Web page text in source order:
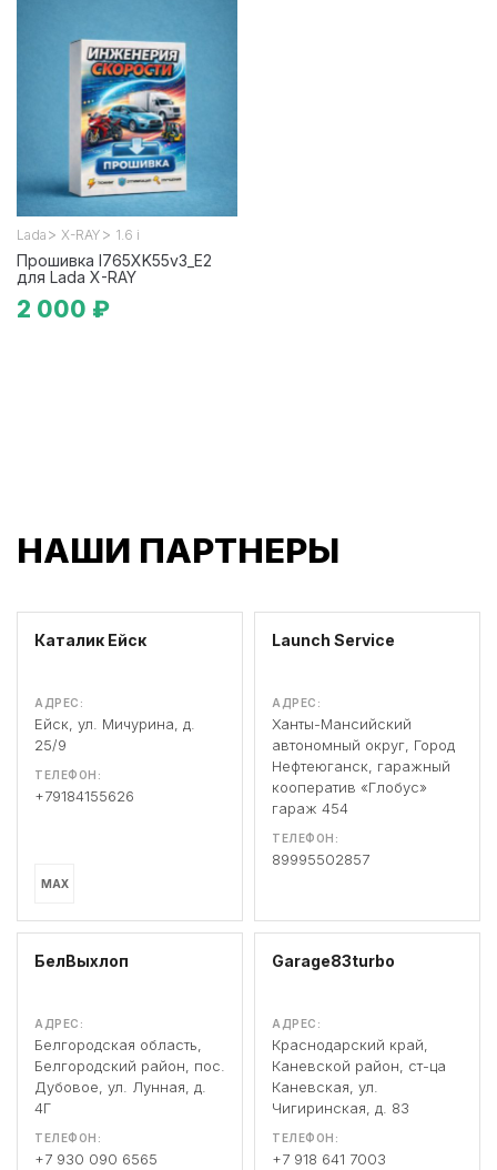
Lada > X-RAY > 1.6 i
Прошивка I765XK55v3_E2
для Lada X-RAY
2 000 ₽
НАШИ ПАРТНЕРЫ
Каталик Ейск
АДРЕС:
Ейск, ул. Мичурина, д.
25/9
ТЕЛЕФОН:
+79184155626
MAX
Launch Service
АДРЕС:
Ханты-Мансийский
автономный округ, Город
Нефтеюганск, гаражный
кооператив «Глобус»
гараж 454
ТЕЛЕФОН:
89995502857
БелВыхлоп
АДРЕС:
Белгородская область,
Белгородский район, пос.
Дубовое, ул. Лунная, д.
4Г
ТЕЛЕФОН:
+7 930 090 6565
Garage83turbo
АДРЕС:
Краснодарский край,
Каневской район, ст-ца
Каневская, ул.
Чигиринская, д. 83
ТЕЛЕФОН:
+7 918 641 7003